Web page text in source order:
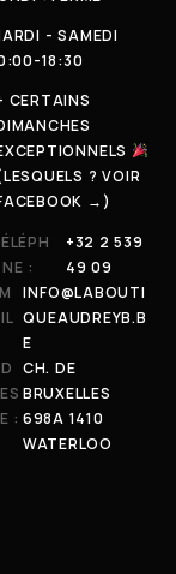
- SAMEDI
18:30
CERTAINS
? VOIR
→)
:
+32 2 539
49 09
INFO@LABOUTI
QUEAUDREYB.B
E
:
CH. DE
BRUXELLES
698A 1410
WATERLOO